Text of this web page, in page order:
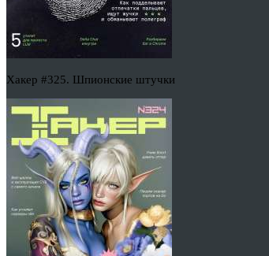
Хакер #325. Шпионские штучки